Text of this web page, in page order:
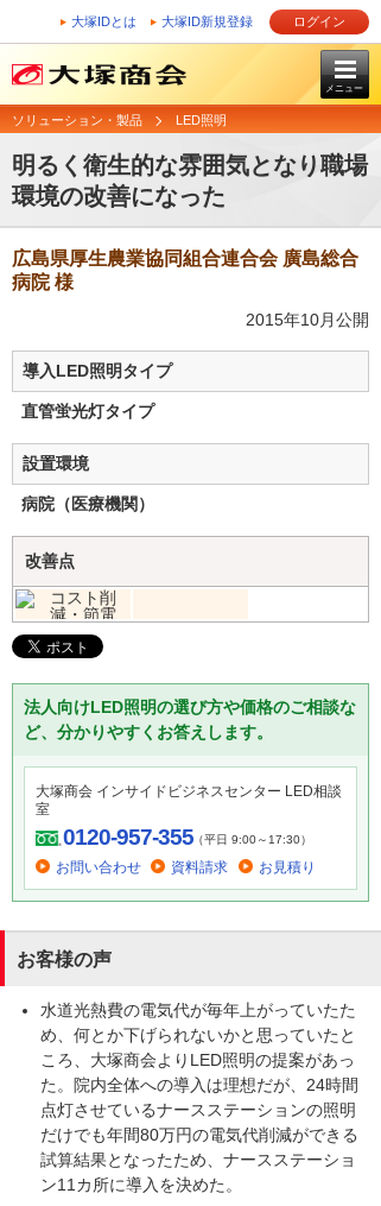
大塚IDとは 大塚ID新規登録 ログイン
メニュー
ソリューション・製品 LED照明
明るく衛生的な雰囲気となり職場
環境の改善になった
広島県厚生農業協同組合連合会 廣島総合
病院 様
2015年10月公開
導入LED照明タイプ
直管蛍光灯タイプ
設置環境
病院（医療機関）
改善点
法人向けLED照明の選び方や価格のご相談な
ど、分かりやすくお答えします。
大塚商会 インサイドビジネスセンター LED相談
室
0120-957-355（平日 9:00～17:30）
お問い合わせ 資料請求 お見積り
お客様の声
水道光熱費の電気代が毎年上がっていたた
め、何とか下げられないかと思っていたと
ころ、大塚商会よりLED照明の提案があっ
た。院内全体への導入は理想だが、24時間
点灯させているナースステーションの照明
だけでも年間80万円の電気代削減ができる
試算結果となったため、ナースステーショ
ン11カ所に導入を決めた。